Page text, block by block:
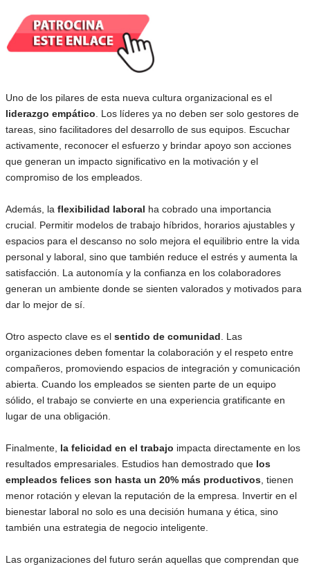
Uno de los pilares de esta nueva cultura organizacional es el
liderazgo empático . Los líderes ya no deben ser solo gestores de
tareas, sino facilitadores del desarrollo de sus equipos. Escuchar
activamente, reconocer el esfuerzo y brindar apoyo son acciones
que generan un impacto significativo en la motivación y el
compromiso de los empleados.
Además, la flexibilidad laboral ha cobrado una importancia
crucial. Permitir modelos de trabajo híbridos, horarios ajustables y
espacios para el descanso no solo mejora el equilibrio entre la vida
personal y laboral, sino que también reduce el estrés y aumenta la
satisfacción. La autonomía y la confianza en los colaboradores
generan un ambiente donde se sienten valorados y motivados para
dar lo mejor de sí.
Otro aspecto clave es el sentido de comunidad . Las
organizaciones deben fomentar la colaboración y el respeto entre
compañeros, promoviendo espacios de integración y comunicación
abierta. Cuando los empleados se sienten parte de un equipo
sólido, el trabajo se convierte en una experiencia gratificante en
lugar de una obligación.
Finalmente, la felicidad en el trabajo impacta directamente en los
resultados empresariales. Estudios han demostrado que los
empleados felices son hasta un 20% más productivos , tienen
menor rotación y elevan la reputación de la empresa. Invertir en el
bienestar laboral no solo es una decisión humana y ética, sino
también una estrategia de negocio inteligente.
Las organizaciones del futuro serán aquellas que comprendan que